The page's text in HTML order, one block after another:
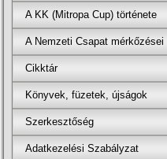
A KK (Mitropa Cup) története
A Nemzeti Csapat mérkőzései
Cikktár
Könyvek, füzetek, újságok
Szerkesztőség
Adatkezelési Szabályzat